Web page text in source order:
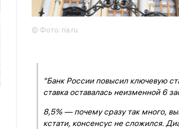
© Фото: ria.ru
"Банк России повысил ключевую
ставка оставалась неизменной 6
8,5% — почему сразу так много,
кстати, консенсус не сложился.